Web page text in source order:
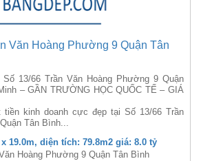
Văn Hoàng Phường 9 Quận Tân
13/66 Trần Văn Hoàng Phường 9 Quận
– GẦN TRƯỜNG HỌC QUỐC TẾ – GIÁ
tiền kinh doanh cực đẹp tại Số 13/66 Trần
Tân Bình...
x 19.0m, diện tích: 79.8m2 giá: 8.0 tỷ
Hoàng Phường 9 Quận Tân Bình